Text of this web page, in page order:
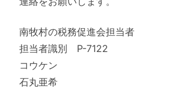
南牧村の税務促進会担当者
担当者識別 P-7122
コウケン
石丸亜希